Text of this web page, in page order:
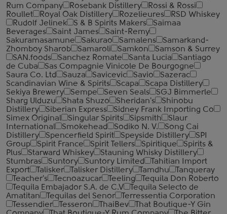
Rum Company
Rosebank Distillery
Rossi & Rossi
Roullet
Royal Oak Distillery Rozelieures
RSD Whiskey
Rudolf Jelinek
S & B Spirits Makers
Saimaa
Beverages
Saint James
Saint-Remy
Sakuramasamune
Sakurao Samalens
Samarkand-
Zhomboy Sharob
Samaroli Samkon
Samson & Surrey
SAN.foods
Sanchez Romate Santa Lucia
Santiago
de Cuba
Sas Compagnie Vinicole De Bourgogne
Saura Co. Ltd
Sauza Savicevic Savio
Sazerac
Scandinavian Wine & Spirits
Scapa
Scapa Distillery
Sekiya Brewery
Sempe Seven Seals
SGJ Bimmerle
Sharg Ulduzu
Shata Shuzo Sheridan's
Shinobu
Distillery
Siberian Express
Sidney Frank Importing Co
Simex Original
Singular Spirits Sipsmith
Slaur
International
Smokehead Sodiko N. V.
Song Cai
Distillery
Spencerfield Spirit Speyside Distillery
SPI
Group
Spirit France Spirit Tellers Spiritique
Spirits &
Plus
Starward Whiskey
Stauning Whisky Distillery
Stumbras
Suntory Suntory Limited
Tahitian Import
Export
Talisker Talisker Distillery Tamdhu
Tanqueray
Teacher's
Tecnoazucar Teeling
Tequila Don Roberto
Tequila Embajador S.A. de C.V
Tequila Selecto de
Amatitan
Tequilas del Senor
Terressentia Corporation
Tessendier
Tesseron ThaiBev
That Boutique-Y Gin